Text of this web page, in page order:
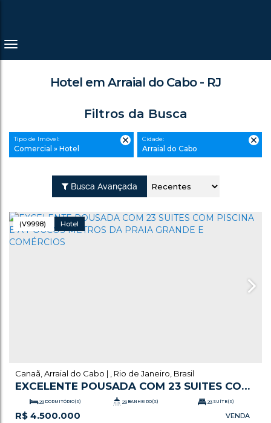
Hotel em Arraial do Cabo - RJ
Filtros da Busca
Tipo de Imóvel:
Comercial » Hotel
Cidade:
Arraial do Cabo
Busca Avançada
(V9998) Hotel
EXCELENTE POUSADA COM 23 SUITES COM
PISCINA E A POUCOS METROS DA PRAIA
GRANDE E COMÉRCIOS
R$ 4.500.000
Canaã Arraial do Cabo Rio de Janeiro Brasil
23 DORMITÓRIO(S) 23 BANHEIRO(S) 23 SUÍTE(S)
15 VAGA(S) TERRENO: